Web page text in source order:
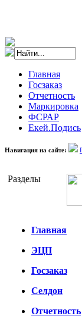
Главная
Госзаказ
Отчетность
Маркировка
ФСРАР
Екей.Подись
Навигация на сайте:
Разделы
Главная
ЭЦП
Госзаказ
Селдон
Отчетность